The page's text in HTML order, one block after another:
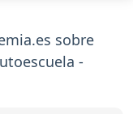
sobre
-